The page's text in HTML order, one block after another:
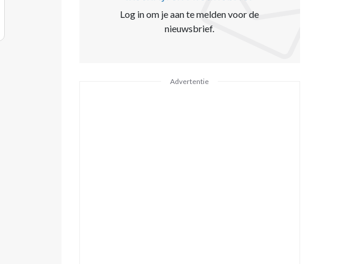
Log in om je aan te melden voor de
nieuwsbrief.
Advertentie